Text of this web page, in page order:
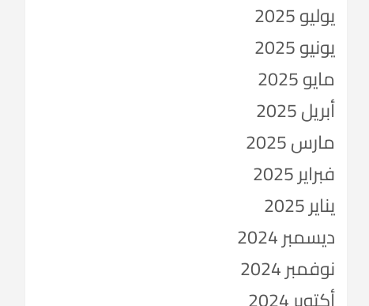
يوليو 2025
يونيو 2025
مايو 2025
أبريل 2025
مارس 2025
فبراير 2025
يناير 2025
ديسمبر 2024
نوفمبر 2024